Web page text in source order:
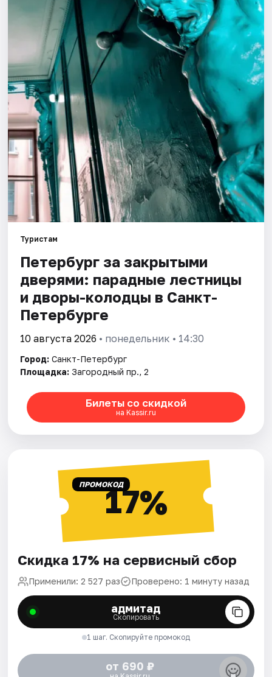
Площадки
Артисты
Рейтинги
Туристам
Петербург за закрытыми
дверями: парадные лестницы
и дворы-колодцы в Санкт-
Петербурге
10 августа 2026 • понедельник • 14:30
Город: Санкт-Петербург
Площадка: Загородный пр., 2
Билеты со скидкой
на Kassir.ru
ПРОМОКОД17%
Скидка 17% на сервисный сбор
Применили: 2 527 раз Проверено: 1 минуту назад
адмитад
Скопировать
1 шаг. Скопируйте промокод
от 690 ₽